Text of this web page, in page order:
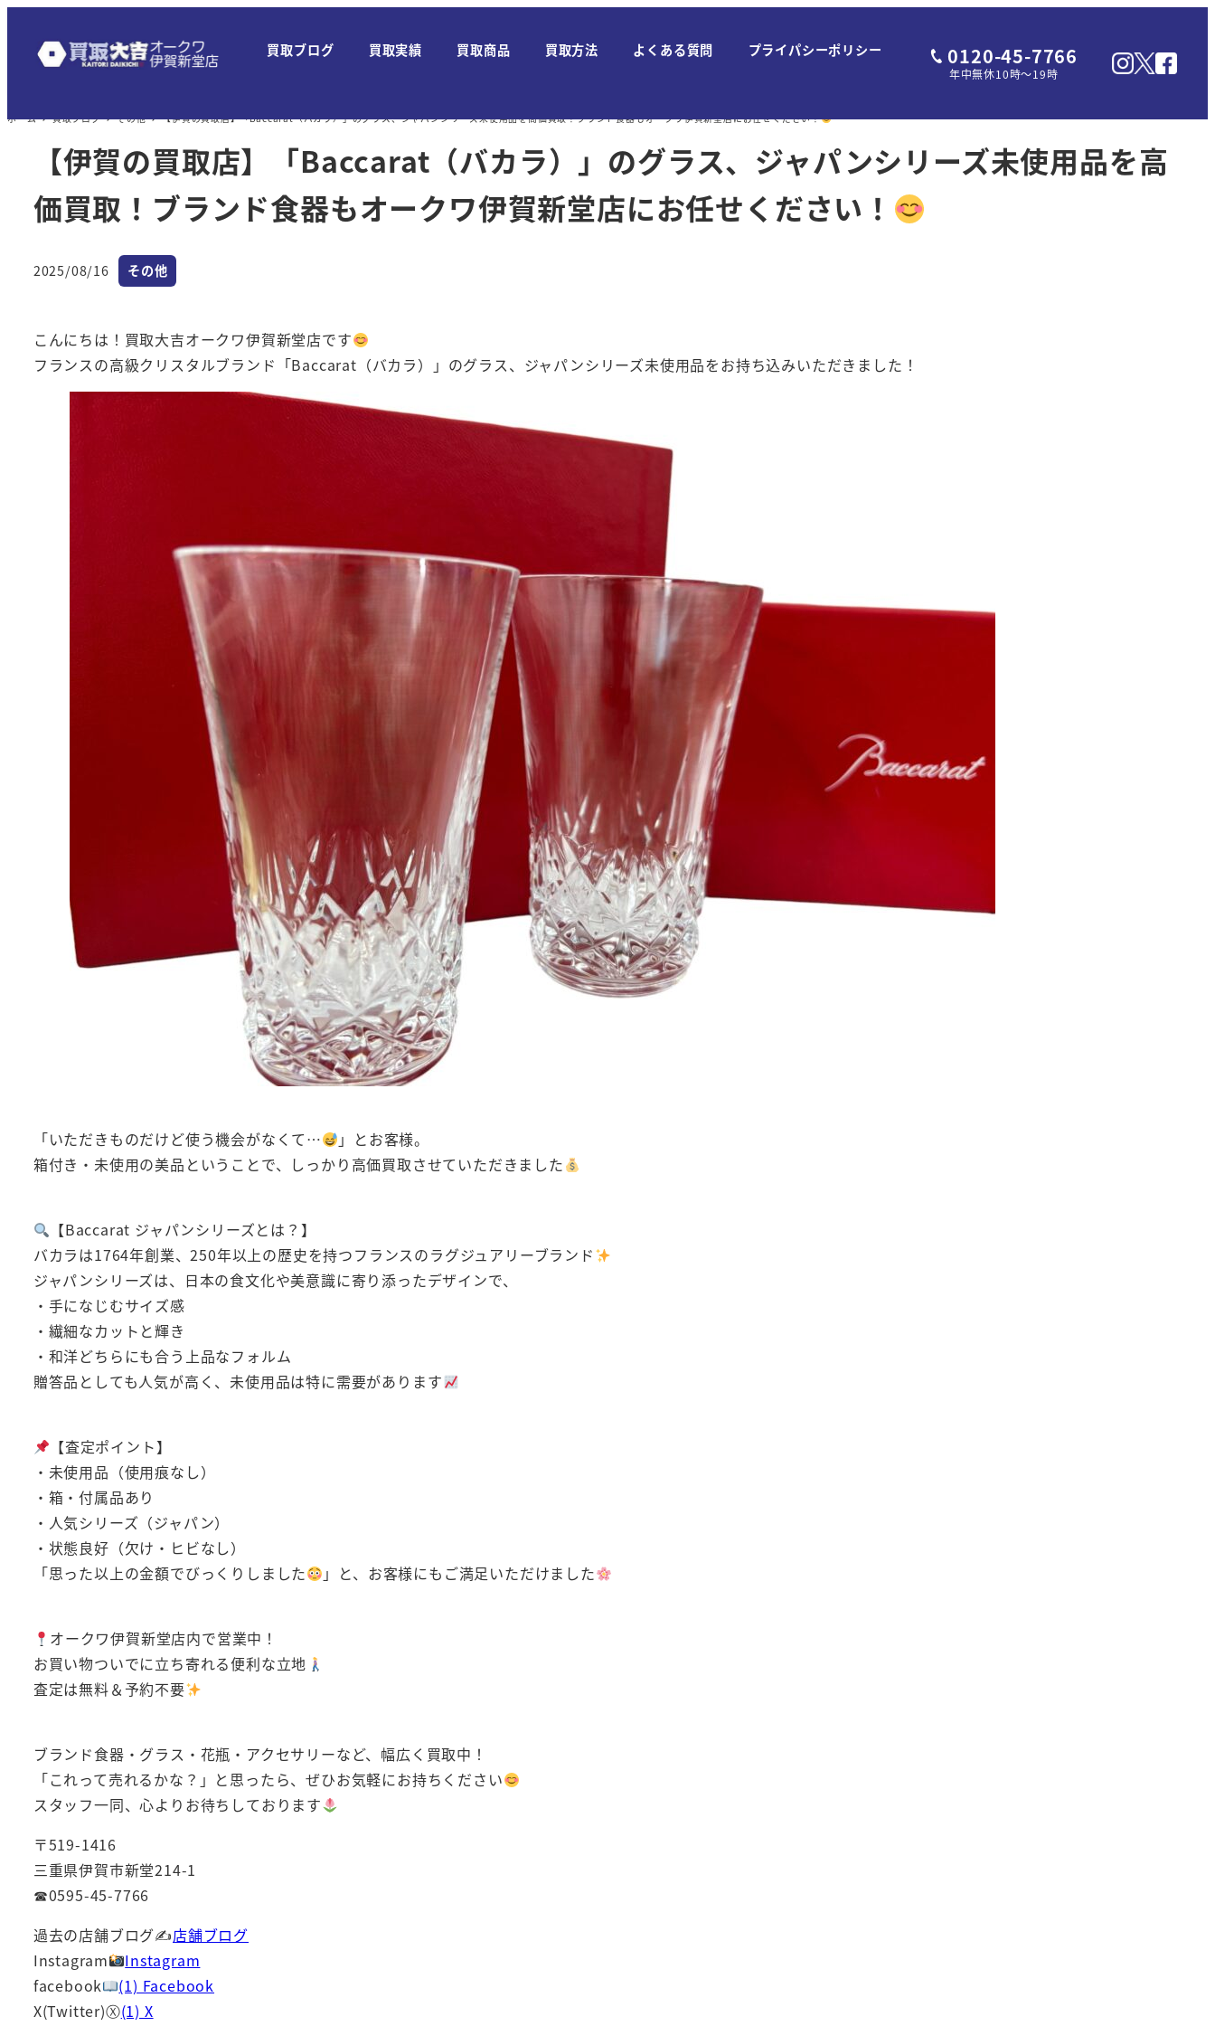
ン
買取ブログ 買取実績 買取商品 買取方法 よくある質問 プライパシーポリシー 0120-45-7766
年中無休10時～19時
ホーム 買取ブログ その他 【伊賀の買取店】「Baccarat（バカラ）」のグラス、ジャパンシリーズ未使用品を高価買取！ブランド食器もオークワ伊賀新堂店にお任せください！
【伊賀の買取店】「Baccarat（バカラ）」のグラス、ジャパンシリーズ未使用品を高
価買取！ブランド食器もオークワ伊賀新堂店にお任せください！
投稿日
2025/08/16 カテゴリー
その他
こんにちは！買取大吉オークワ伊賀新堂店です
フランスの高級クリスタルブランド「Baccarat（バカラ）」のグラス、ジャパンシリーズ未使用品をお持ち込みいただきました！
「いただきものだけど使う機会がなくて…
」とお客様。
箱付き・未使用の美品ということで、しっかり高価買取させていただきました
【Baccarat ジャパンシリーズとは？】
バカラは1764年創業、250年以上の歴史を持つフランスのラグジュアリーブランド
ジャパンシリーズは、日本の食文化や美意識に寄り添ったデザインで、
・手になじむサイズ感
・繊細なカットと輝き
・和洋どちらにも合う上品なフォルム
贈答品としても人気が高く、未使用品は特に需要があります
【査定ポイント】
・未使用品（使用痕なし）
・箱・付属品あり
・人気シリーズ（ジャパン）
・状態良好（欠け・ヒビなし）
「思った以上の金額でびっくりしました
」と、お客様にもご満足いただけました
オークワ伊賀新堂店内で営業中！
お買い物ついでに立ち寄れる便利な立地
査定は無料＆予約不要
ブランド食器・グラス・花瓶・アクセサリーなど、幅広く買取中！
「これって売れるかな？」と思ったら、ぜひお気軽にお持ちください
スタッフ一同、心よりお待ちしております
〒519-1416
三重県伊賀市新堂214-1
☎0595-45-7766
過去の店舗ブログ✍店舗ブログ
Instagram
Instagram
facebook
(1) Facebook
X(Twitter)Ⓧ(1) X